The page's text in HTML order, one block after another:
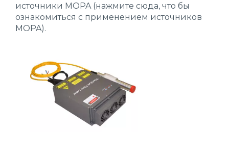
источники MOPA (нажмите сюда, что бы
ознакомиться с применением источников
MOPA).